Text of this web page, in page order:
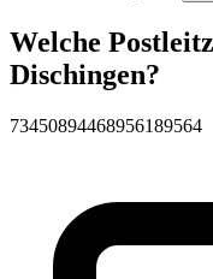
Welche
Dischingen?
73450894468956189564